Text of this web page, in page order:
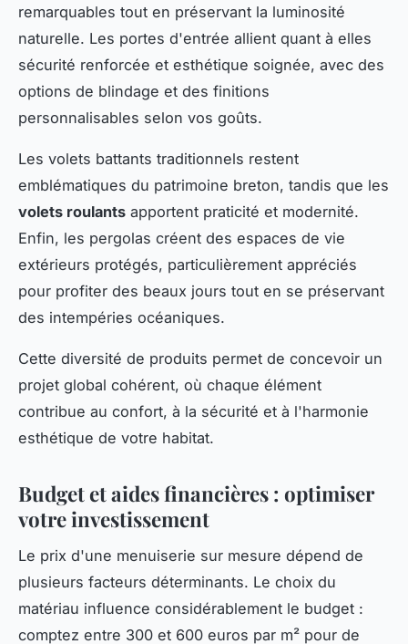
remarquables tout en préservant la luminosité
naturelle. Les portes d'entrée allient quant à elles
sécurité renforcée et esthétique soignée, avec des
options de blindage et des finitions
personnalisables selon vos goûts.
Les volets battants traditionnels restent
emblématiques du patrimoine breton, tandis que les
volets roulants apportent praticité et modernité.
Enfin, les pergolas créent des espaces de vie
extérieurs protégés, particulièrement appréciés
pour profiter des beaux jours tout en se préservant
des intempéries océaniques.
Cette diversité de produits permet de concevoir un
projet global cohérent, où chaque élément
contribue au confort, à la sécurité et à l'harmonie
esthétique de votre habitat.
Budget et aides financières : optimiser
votre investissement
Le prix d'une menuiserie sur mesure dépend de
plusieurs facteurs déterminants. Le choix du
matériau influence considérablement le budget :
comptez entre 300 et 600 euros par m² pour de